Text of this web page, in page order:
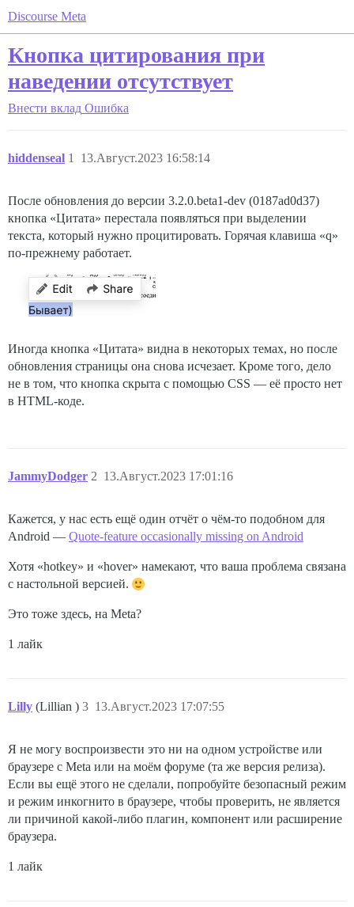
Discourse Meta
Кнопка цитирования при
наведении отсутствует
Внести вклад Ошибка
hiddenseal 13.Август.2023 16:58:14
1
После обновления до версии 3.2.0.beta1-dev (0187ad0d37)
кнопка «Цитата» перестала появляться при выделении
текста, который нужно процитировать. Горячая клавиша «q»
по-прежнему работает.
Иногда кнопка «Цитата» видна в некоторых темах, но после
обновления страницы она снова исчезает. Кроме того, дело
не в том, что кнопка скрыта с помощью CSS — её просто нет
в HTML-коде.
JammyDodger 13.Август.2023 17:01:16
2
Кажется, у нас есть ещё один отчёт о чём-то подобном для
Android — Quote-feature occasionally missing on Android
Хотя «hotkey» и «hover» намекают, что ваша проблема связана
с настольной версией.
Это тоже здесь, на Meta?
1 лайк
Lilly (Lillian ) 13.Август.2023 17:07:55
3
Я не могу воспроизвести это ни на одном устройстве или
браузере с Meta или на моём форуме (та же версия релиза).
Если вы ещё этого не сделали, попробуйте безопасный режим
и режим инкогнито в браузере, чтобы проверить, не является
ли причиной какой-либо плагин, компонент или расширение
браузера.
1 лайк